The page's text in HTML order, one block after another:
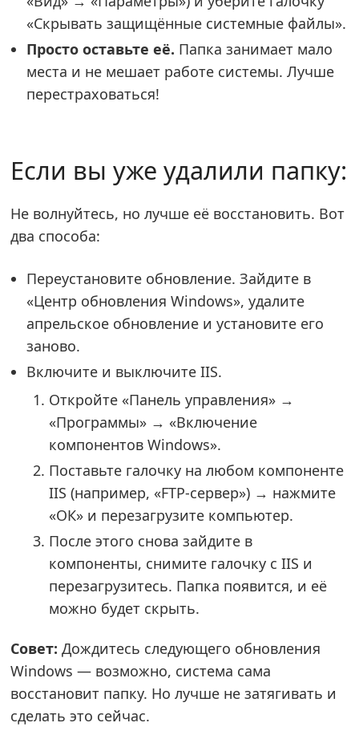
«Скрывать защищённые системные файлы».
Просто оставьте её. Папка занимает мало
места и не мешает работе системы. Лучше
перестраховаться!
Если вы уже удалили папку:
Не волнуйтесь, но лучше её восстановить. Вот
два способа:
Переустановите обновление. Зайдите в
«Центр обновления Windows», удалите
апрельское обновление и установите его
заново.
Включите и выключите IIS.
Откройте «Панель управления» →
«Программы» → «Включение
компонентов Windows».
Поставьте галочку на любом компоненте
IIS (например, «FTP-сервер») → нажмите
«ОК» и перезагрузите компьютер.
После этого снова зайдите в
компоненты, снимите галочку с IIS и
перезагрузитесь. Папка появится, и её
можно будет скрыть.
Совет: Дождитесь следующего обновления
Windows — возможно, система сама
восстановит папку. Но лучше не затягивать и
сделать это сейчас.